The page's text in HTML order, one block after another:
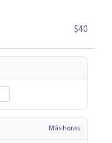
$40
Más horas